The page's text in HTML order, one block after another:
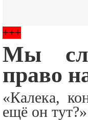
+++
Мы
право
«Калека,
ещё он тут?»